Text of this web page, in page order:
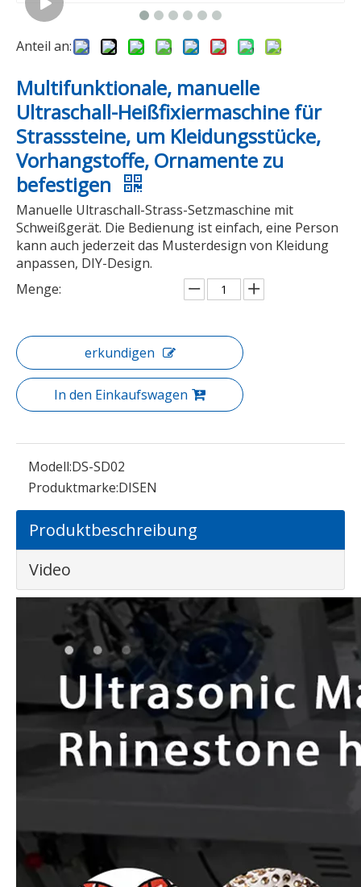
Video
DS-S201 Halbautomatische Ultraschall-Strass-Heißfixiermaschine für Textilbekleidung DS-S201 Halbautomatische Ultraschall-Strass-Heißfixiermaschine für Textilbekleidung
Anteil an:
Multifunktionale, manuelle
Ultraschall-Heißfixiermaschine für
Strasssteine, um Kleidungsstücke,
Vorhangstoffe, Ornamente zu
befestigen
Manuelle Ultraschall-Strass-Setzmaschine mit
Schweißgerät. Die Bedienung ist einfach, eine Person
kann auch jederzeit das Musterdesign von Kleidung
anpassen, DIY-Design.
Menge:
erkundigen
In den Einkaufswagen
Modell:DS-SD02
Produktmarke:DISEN
Produktbeschreibung
Video